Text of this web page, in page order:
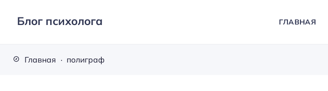
Блог психолога ГЛАВНАЯ
Главная полиграф